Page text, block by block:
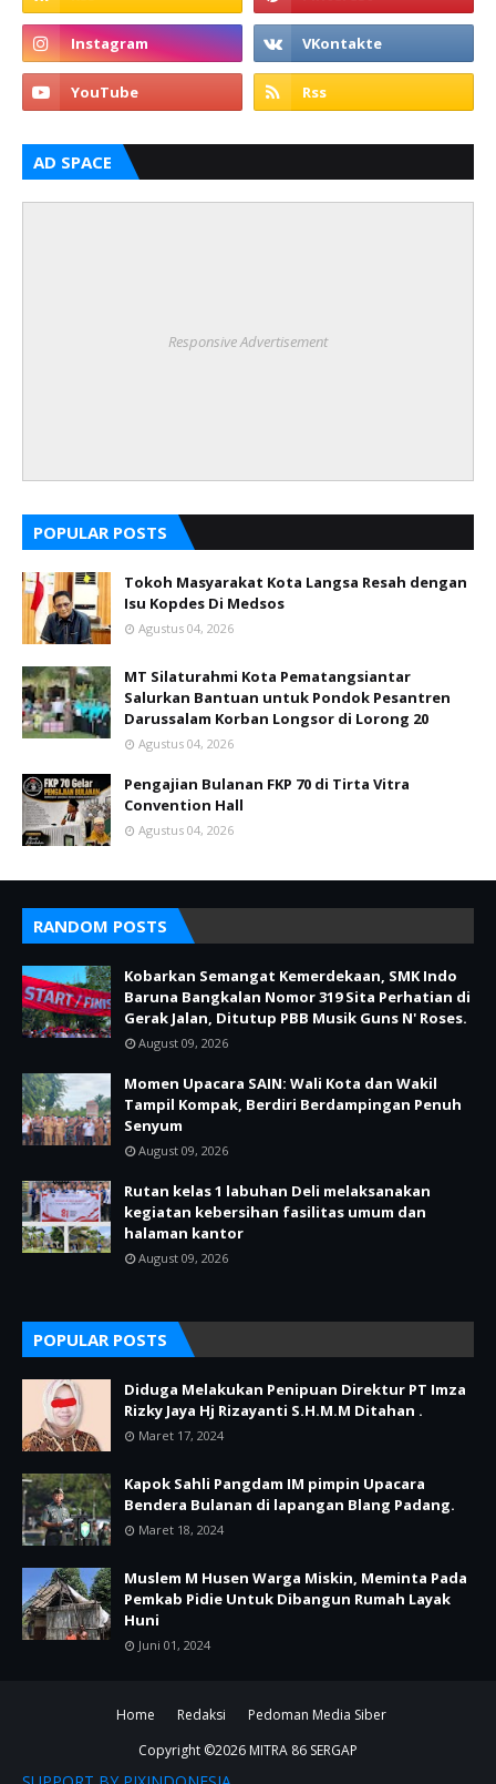
AD SPACE
Responsive Advertisement
POPULAR POSTS
Tokoh Masyarakat Kota Langsa Resah dengan
Isu Kopdes Di Medsos
Agustus 04, 2026
MT Silaturahmi Kota Pematangsiantar
Salurkan Bantuan untuk Pondok Pesantren
Darussalam Korban Longsor di Lorong 20
Agustus 04, 2026
Pengajian Bulanan FKP 70 di Tirta Vitra
Convention Hall
Agustus 04, 2026
RANDOM POSTS
Kobarkan Semangat Kemerdekaan, SMK Indo
Baruna Bangkalan Nomor 319 Sita Perhatian di
Gerak Jalan, Ditutup PBB Musik Guns N' Roses.
August 09, 2026
Momen Upacara SAIN: Wali Kota dan Wakil
Tampil Kompak, Berdiri Berdampingan Penuh
Senyum
August 09, 2026
Rutan kelas 1 labuhan Deli melaksanakan
kegiatan kebersihan fasilitas umum dan
halaman kantor
August 09, 2026
POPULAR POSTS
Diduga Melakukan Penipuan Direktur PT Imza
Rizky Jaya Hj Rizayanti S.H.M.M Ditahan .
Maret 17, 2024
Kapok Sahli Pangdam IM pimpin Upacara
Bendera Bulanan di lapangan Blang Padang.
Maret 18, 2024
Muslem M Husen Warga Miskin, Meminta Pada
Pemkab Pidie Untuk Dibangun Rumah Layak
Huni
Juni 01, 2024
Home Redaksi
Pedoman Media Siber
Copyright ©2026 MITRA 86 SERGAP